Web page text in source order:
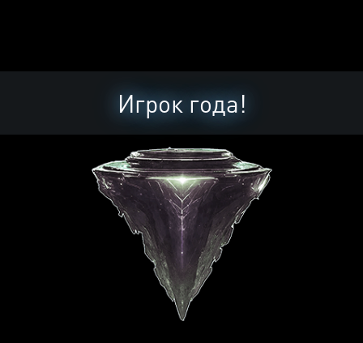
Игрок года!